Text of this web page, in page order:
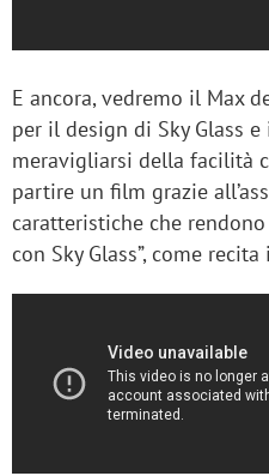
E ancora, vedremo il Max
per il design di Sky Glass
meravigliarsi della facilità
partire un film grazie
caratteristiche che
con Sky Glass”, come